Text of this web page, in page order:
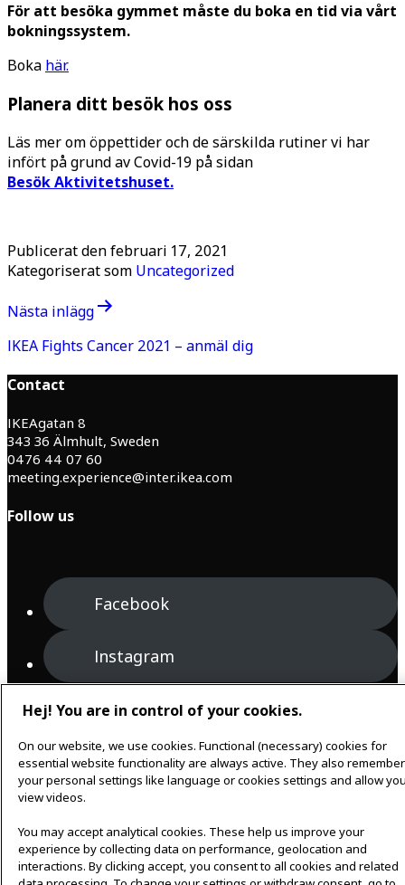
För att besöka gymmet måste du boka en tid via vårt
bokningssystem.
Boka här.
Planera ditt besök hos oss
Läs mer om öppettider och de särskilda rutiner vi har
infört på grund av Covid-19 på sidan
Besök Aktivitetshuset.
Publicerat denfebruari 17, 2021
Kategoriserat som Uncategorized
Inläggsnavigering
Nästa inlägg
IKEA Fights Cancer 2021 – anmäl dig
Contact
IKEAgatan 8
343 36 Älmhult, Sweden
0476 44 07 60
meeting.experience@inter.ikea.com
Follow us
Facebook
Instagram
English
Cookie policy
Hej! You are in control of your cookies.
On our website, we use cookies. Functional (necessary) cookies for
essential website functionality are always active. They also remember
your personal settings like language or cookies settings and allow
view videos.
You may accept analytical cookies. These help us improve your
experience by collecting data on performance, geolocation and
interactions. By clicking accept, you consent to all cookies and related